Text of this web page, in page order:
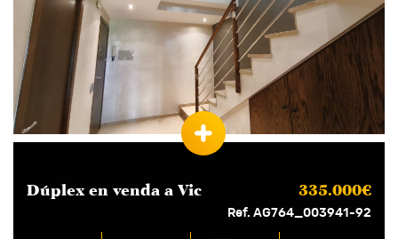
Dúplex en venda a Vic 335.000€
Ref. AG764_003941-92